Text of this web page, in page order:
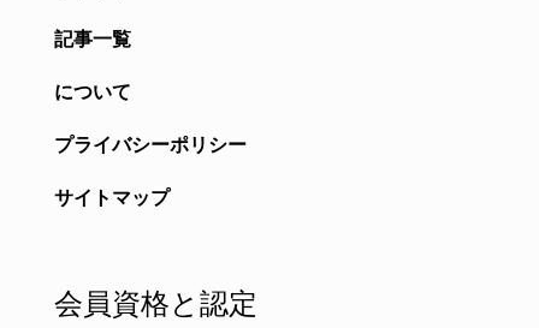
記事一覧
について
プライバシーポリシー
サイトマップ
会員資格と認定